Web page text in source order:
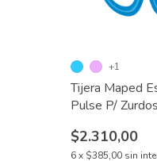
Tijera Maped
Pulse P/
$2.310,00
6x $385,00 sin
+1